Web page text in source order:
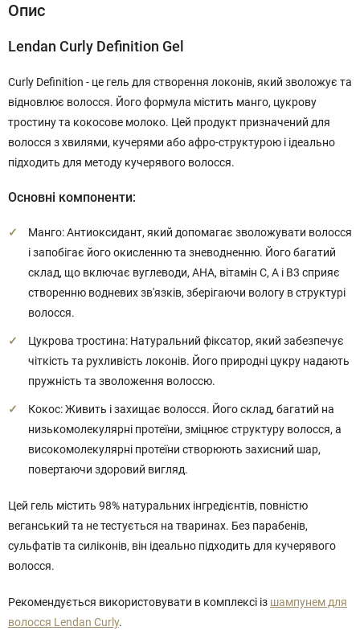
Опис
Lendan Curly Definition Gel
Curly Definition - це гель для створення локонів, який зволожує та
відновлює волосся. Його формула містить манго, цукрову
тростину та кокосове молоко. Цей продукт призначений для
волосся з хвилями, кучерями або афро-структурою і ідеально
підходить для методу кучерявого волосся.
Основні компоненти:
Манго: Антиоксидант, який допомагає зволожувати волосся
і запобігає його окисленню та зневодненню. Його багатий
склад, що включає вуглеводи, АНА, вітамін C, A і B3 сприяє
створенню водневих зв'язків, зберігаючи вологу в структурі
волосся.
Цукрова тростина: Натуральний фіксатор, який забезпечує
чіткість та рухливість локонів. Його природні цукру надають
пружність та зволоження волоссю.
Кокос: Живить і захищає волосся. Його склад, багатий на
низькомолекулярні протеїни, зміцнює структуру волосся, а
високомолекулярні протеїни створюють захисний шар,
повертаючи здоровий вигляд.
Цей гель містить 98% натуральних інгредієнтів, повністю
веганський та не тестується на тваринах. Без парабенів,
сульфатів та силіконів, він ідеально підходить для кучерявого
волосся.
Рекомендується використовувати в комплексі із шампунем для
волосся Lendan Curly.